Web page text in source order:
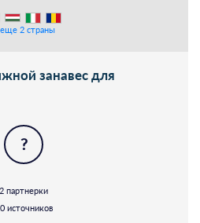
2 страны
занавес для
?
2 партнерки
источников